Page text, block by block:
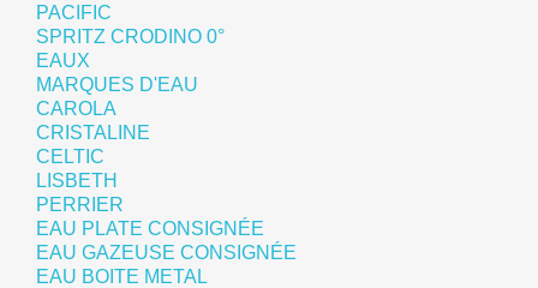
PACIFIC
SPRITZ CRODINO 0°
EAUX
MARQUES D'EAU
CAROLA
CRISTALINE
CELTIC
LISBETH
PERRIER
EAU PLATE CONSIGNÉE
EAU GAZEUSE CONSIGNÉE
EAU BOITE METAL